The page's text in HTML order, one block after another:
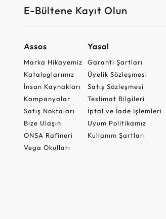
E-Bültene Kayıt Olun
Assos
Marka Hikayemiz
Kataloglarımız
İnsan Kaynakları
Kampanyalar
Satış Noktaları
Bize Ulaşın
ONSA Rafineri
Vega Okulları
Yasal
Garanti Şartları
Üyelik Sözleşmesi
Satış Sözleşmesi
Teslimat Bilgileri
İptal ve İade İşlemleri
Uyum Politikamız
Kullanım Şartları